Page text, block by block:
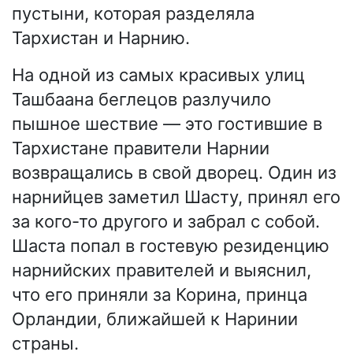
пустыни, которая разделяла
Тархистан и Нарнию.
На одной из самых красивых улиц
Ташбаана беглецов разлучило
пышное шествие — это гостившие в
Тархистане правители Нарнии
возвращались в свой дворец. Один из
нарнийцев заметил Шасту, принял его
за кого-то другого и забрал с собой.
Шаста попал в гостевую резиденцию
нарнийских правителей и выяснил,
что его приняли за Корина, принца
Орландии, ближайшей к Наринии
страны.